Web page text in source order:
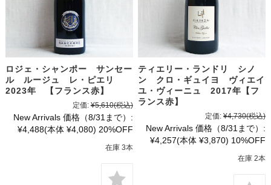
ロジェ・シャンポー サンセー
ル ルージュ レ・ピエリ
2023年 【フランス赤】
定価: ¥5,610(税込)
New Arrivals 価格（8/31まで）:
¥4,488(本体 ¥4,080) 20%OFF
在庫 3本
ティエリー・ランドリ シノ
ン クロ・ギュイヨ ヴィエイ
ユ・ヴィーニュ 2017年【フ
ランス赤】
定価: ¥4,730(税込)
New Arrivals 価格（8/31まで）:
¥4,257(本体 ¥3,870) 10%OFF
在庫 2本